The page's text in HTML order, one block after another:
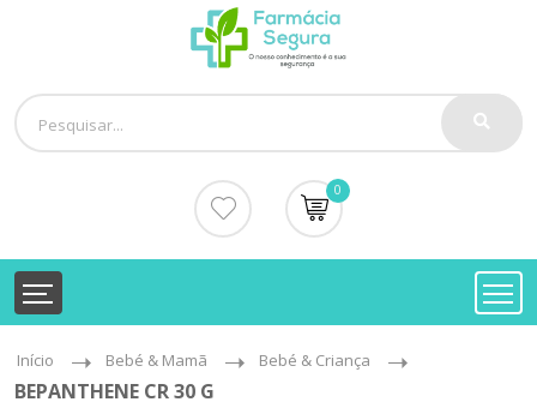
0
Início Bebé & Mamã Bebé & Criança
BEPANTHENE CR 30 G